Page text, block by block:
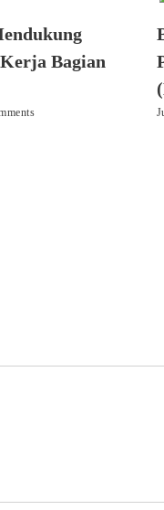
Bagian